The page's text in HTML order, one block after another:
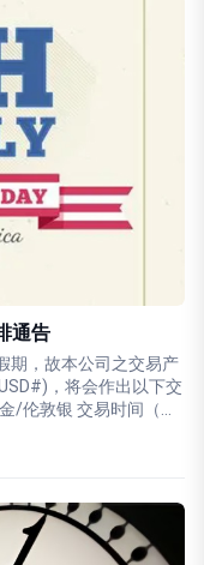
通告
期，故本公司之交易产
，将会作出以下交
/伦敦银 交易时间（...